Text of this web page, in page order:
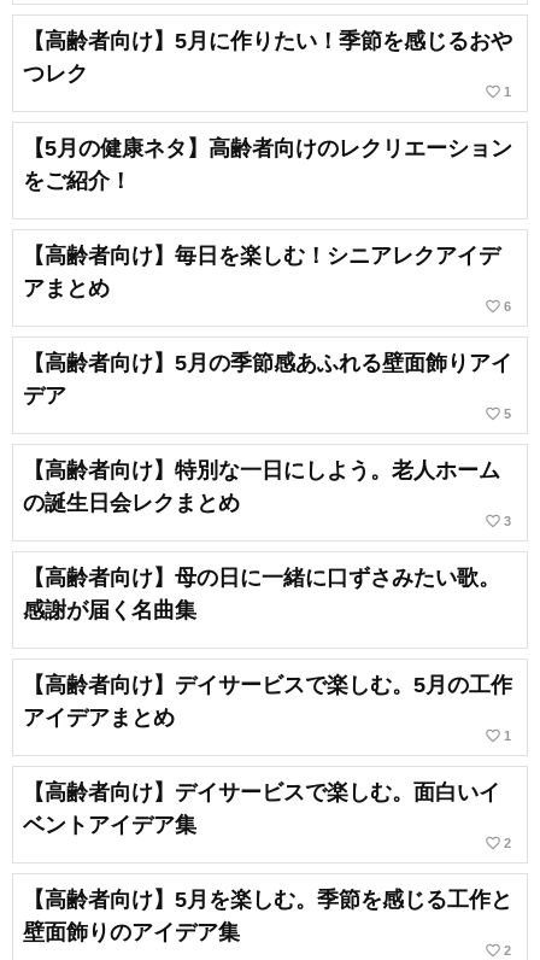
【高齢者向け】5月に作りたい！季節を感じるおや
つレク
favorite_border 1
【5月の健康ネタ】高齢者向けのレクリエーション
をご紹介！
【高齢者向け】毎日を楽しむ！シニアレクアイデ
アまとめ
favorite_border 6
【高齢者向け】5月の季節感あふれる壁面飾りアイ
デア
favorite_border 5
【高齢者向け】特別な一日にしよう。老人ホーム
の誕生日会レクまとめ
favorite_border 3
【高齢者向け】母の日に一緒に口ずさみたい歌。
感謝が届く名曲集
【高齢者向け】デイサービスで楽しむ。5月の工作
アイデアまとめ
favorite_border 1
【高齢者向け】デイサービスで楽しむ。面白いイ
ベントアイデア集
favorite_border 2
【高齢者向け】5月を楽しむ。季節を感じる工作と
壁面飾りのアイデア集
favorite_border 2